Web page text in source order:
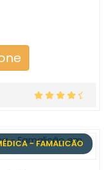
- FAMALICÃO